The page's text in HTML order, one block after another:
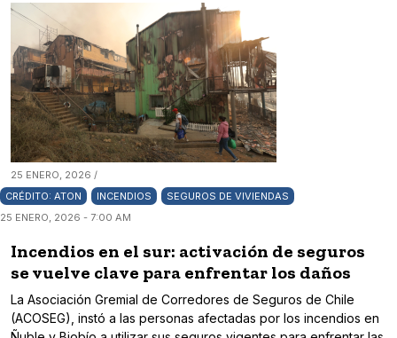
25 ENERO, 2026 /
CRÉDITO: ATON
INCENDIOS
SEGUROS DE VIVIENDAS
25 ENERO, 2026 - 7:00 AM
Incendios en el sur: activación de seguros
se vuelve clave para enfrentar los daños
La Asociación Gremial de Corredores de Seguros de Chile
(ACOSEG), instó a las personas afectadas por los incendios en